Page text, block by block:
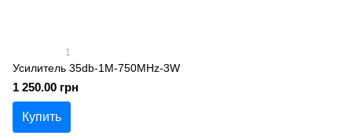
1
Усилитель 35db-1M-750MHz-3W
1 250.00 грн
Купить